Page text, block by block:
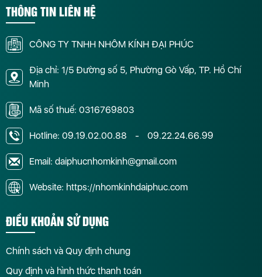
THÔNG TIN LIÊN HỆ
CÔNG TY TNHH NHÔM KÍNH ĐẠI PHÚC
Địa chỉ: 1/5 Đường số 5, Phường Gò Vấp, TP. Hồ Chí
Minh
Mã số thuế: 0316769803
Hotline: 09.19.02.00.88 - 09.22.24.66.99
Email: daiphucnhomkinh@gmail.com
Website: https://nhomkinhdaiphuc.com
ĐIỀU KHOẢN SỬ DỤNG
Chính sách và Quy định chung
Quy định và hình thức thanh toán